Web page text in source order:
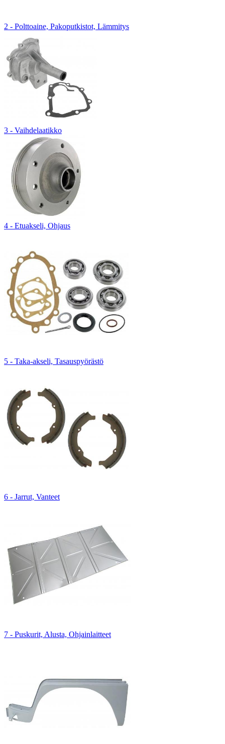
2 - Polttoaine, Pakoputkistot, Lämmitys
3 - Vaihdelaatikko
4 - Etuakseli, Ohjaus
5 - Taka-akseli, Tasauspyörästö
6 - Jarrut, Vanteet
7 - Puskurit, Alusta, Ohjainlaitteet